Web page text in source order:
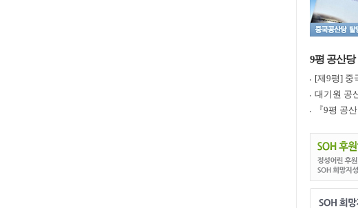
9평 공산당
[제9평] 중
『9평 공